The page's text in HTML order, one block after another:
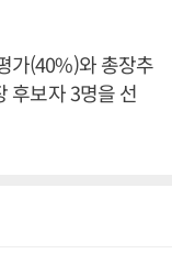
가(40%)와 총장추
후보자 3명을 선